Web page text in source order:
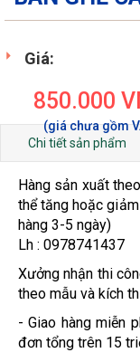
Giá:
850.000
Chi tiết sản phẩm
Hàng sản xuất
thể tăng hoặc
hàng 3-5 ngày)
Lh : 0978741437
Xưởng nhận thi
theo mẫu và kích
- Giao hàng miễn
đơn tổng trên 15